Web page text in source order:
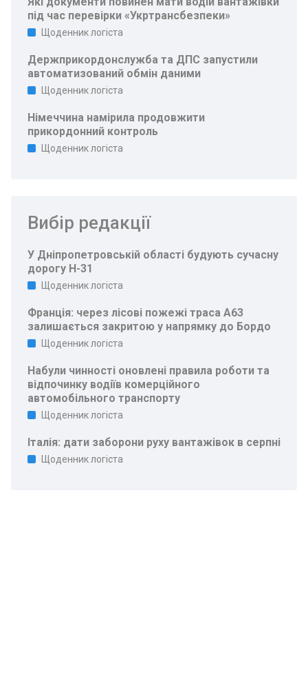
під час перевірки «Укртрансбезпеки»
Щоденник логіста
Держприкордонслужба та ДПС запустили
автоматизований обмін даними
Щоденник логіста
Німеччина намірила продовжити
прикордонний контроль
Щоденник логіста
Вибір редакції
У Дніпропетровській області будують сучасну
дорогу Н-31
Щоденник логіста
Франція: через лісові пожежі траса A63
залишається закритою у напрямку до Бордо
Щоденник логіста
Набули чинності оновлені правила роботи та
відпочинку водіїв комерційного
автомобільного транспорту
Щоденник логіста
Італія: дати заборони руху вантажівок в серпні
Щоденник логіста